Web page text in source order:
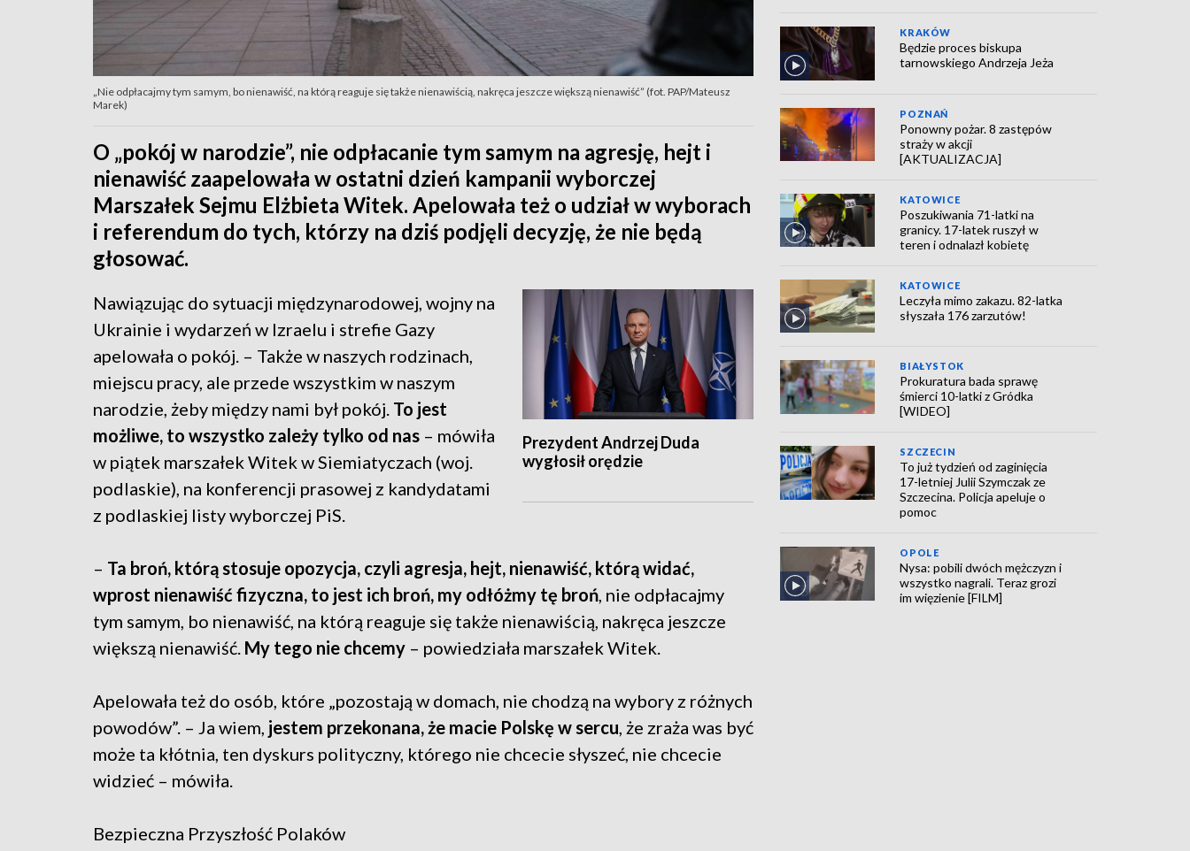
„Nie odpłacajmy tym samym, bo nienawiść, na którą reaguje się także nienawiścią, nakręca jeszcze większą nienawiść” (fot. PAP/Mateusz
Marek)
O „pokój w narodzie”, nie odpłacanie tym samym na agresję, hejt i
nienawiść zaapelowała w ostatni dzień kampanii wyborczej
Marszałek Sejmu Elżbieta Witek. Apelowała też o udział w wyborach
i referendum do tych, którzy na dziś podjęli decyzję, że nie będą
głosować.
Prezydent Andrzej Duda
wygłosił orędzie
Nawiązując do sytuacji międzynarodowej, wojny na
Ukrainie i wydarzeń w Izraelu i strefie Gazy
apelowała o pokój. – Także w naszych rodzinach,
miejscu pracy, ale przede wszystkim w naszym
narodzie, żeby między nami był pokój. To jest
możliwe, to wszystko zależy tylko od nas – mówiła
w piątek marszałek Witek w Siemiatyczach (woj.
podlaskie), na konferencji prasowej z kandydatami
z podlaskiej listy wyborczej PiS.
– Ta broń, którą stosuje opozycja, czyli agresja, hejt, nienawiść, którą widać,
wprost nienawiść fizyczna, to jest ich broń, my odłóżmy tę broń, nie odpłacajmy
tym samym, bo nienawiść, na którą reaguje się także nienawiścią, nakręca jeszcze
większą nienawiść. My tego nie chcemy – powiedziała marszałek Witek.
Apelowała też do osób, które „pozostają w domach, nie chodzą na wybory z różnych
powodów”. – Ja wiem, jestem przekonana, że macie Polskę w sercu, że zraża was być
może ta kłótnia, ten dyskurs polityczny, którego nie chcecie słyszeć, nie chcecie
widzieć – mówiła.
Bezpieczna Przyszłość Polaków
KRAKÓW
Będzie proces biskupa
tarnowskiego Andrzeja Jeża
POZNAŃ
Ponowny pożar. 8 zastępów
straży w akcji
[AKTUALIZACJA]
KATOWICE
Poszukiwania 71-latki na
granicy. 17-latek ruszył w
teren i odnalazł kobietę
KATOWICE
Leczyła mimo zakazu. 82-latka
słyszała 176 zarzutów!
BIAŁYSTOK
Prokuratura bada sprawę
śmierci 10-latki z Gródka
[WIDEO]
SZCZECIN
To już tydzień od zaginięcia
17-letniej Julii Szymczak ze
Szczecina. Policja apeluje o
pomoc
OPOLE
Nysa: pobili dwóch mężczyzn i
wszystko nagrali. Teraz grozi
im więzienie [FILM]